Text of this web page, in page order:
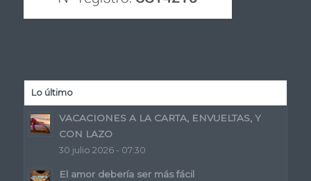
Lo último
VACACIONES A LA CARTA, ENVUELTAS, Y
CON LAZO
30 julio 2026 - 07:30
El amor debería ser más fácil